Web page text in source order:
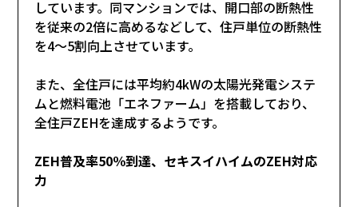
しています。同マンションでは、開口部の断熱性
を従来の2倍に高めるなどして、住戸単位の断熱性
を4～5割向上させています。
また、全住戸には平均約4kWの太陽光発電システ
ムと燃料電池「エネファーム」を搭載しており、
全住戸ZEHを達成するようです。
ZEH普及率50％到達、セキスイハイムのZEH対応
力